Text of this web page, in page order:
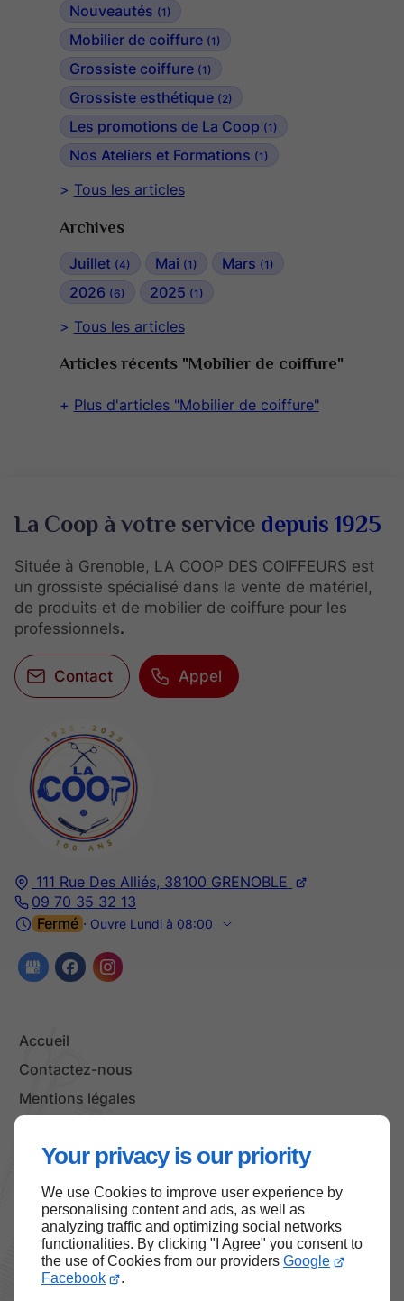
Your privacy is our priority
We use Cookies to improve user experience by
personalising content and ads, as well as
analyzing traffic and optimizing social networks
functionalities. By clicking "I Agree" you consent to
the use of Cookies from our providers Google
Facebook
.
Nouveautés (1)
Mobilier de coiffure (1)
Grossiste coiffure (1)
Grossiste esthétique (2)
Les promotions de La Coop (1)
Nos Ateliers et Formations (1)
Tous les articles
Archives
Juillet (4) Mai (1) Mars (1)
2026 (6) 2025 (1)
Tous les articles
Articles récents "Mobilier de coiffure"
Plus d'articles "Mobilier de coiffure"
111 Rue Des Alliés, 38100 GRENOBLE
09 70 35 32 13
Fermé ⋅ Ouvre Lundi à 08:00
Accueil
Contactez-nous
Mentions légales
La Coop à votre service depuis 1925
Située à Grenoble, LA COOP DES COIFFEURS est
un grossiste spécialisé dans la vente de matériel,
de produits et de mobilier de coiffure pour les
professionnels.
Contact Appel
Haut de page